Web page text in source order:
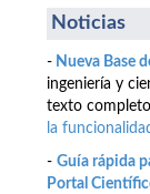
Noticias
- Nueva Base
ingeniería y
texto
la
- Guía rápida
Portal